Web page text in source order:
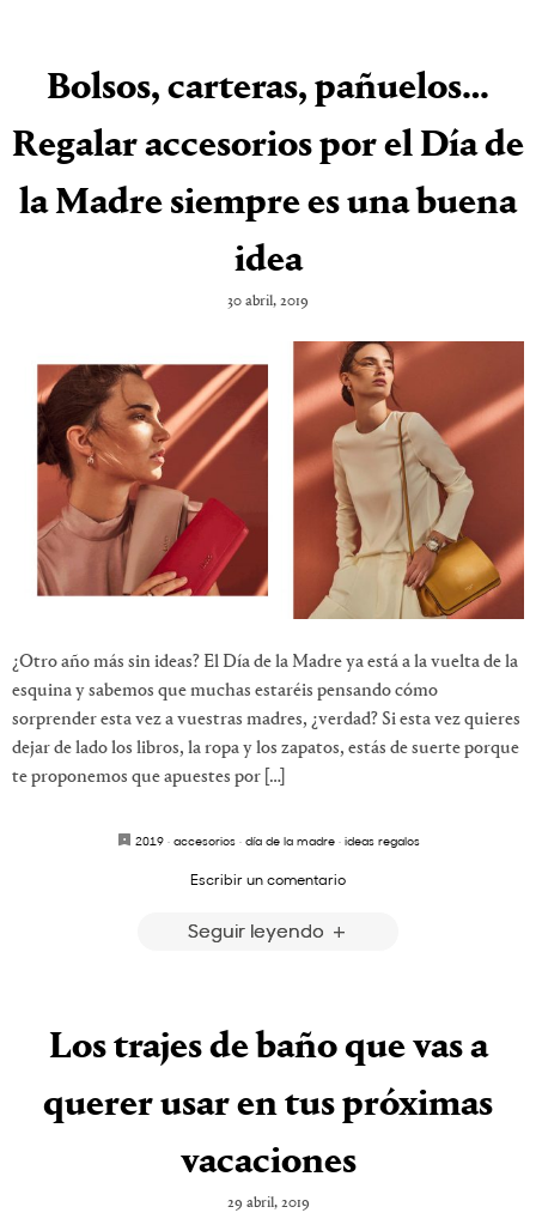
Bolsos, carteras, pañuelos…
Regalar accesorios por el Día de
la Madre siempre es una buena
idea
30 abril, 2019
¿Otro año más sin ideas? El Día de la Madre ya está a la vuelta de la
esquina y sabemos que muchas estaréis pensando cómo
sorprender esta vez a vuestras madres, ¿verdad? Si esta vez quieres
dejar de lado los libros, la ropa y los zapatos, estás de suerte porque
te proponemos que apuestes por […]
2019· accesorios· día de la madre· ideas regalos
Escribir un comentario
Seguir leyendo
Los trajes de baño que vas a
querer usar en tus próximas
vacaciones
29 abril, 2019